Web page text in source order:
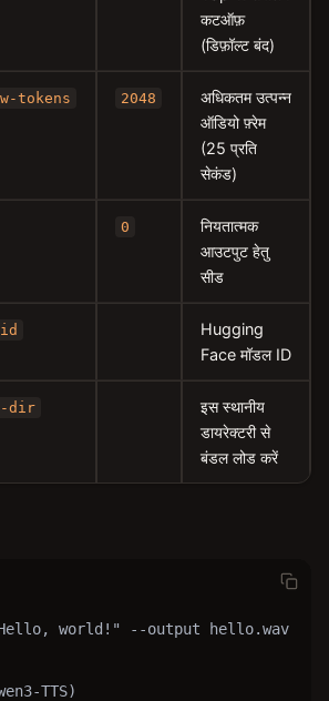
कटऑफ़
(डिफ़ॉल्ट बंद)
tokens 2048
अधिकतम उत्पन्न
ऑडियो फ़्रेम
(25 प्रति
सेकंड)
0
नियतात्मक
आउटपुट हेतु
सीड
Hugging
Face मॉडल ID
dir
इस स्थानीय
डायरेक्टरी से
बंडल लोड करें
world!" --output hello.wav
TTS)